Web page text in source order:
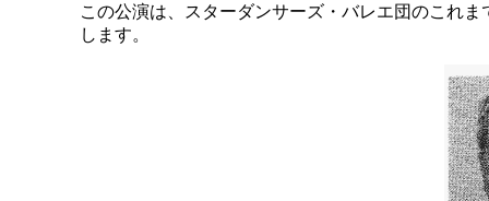
この公演は、スターダンサーズ・バレエ団のこれ
します。